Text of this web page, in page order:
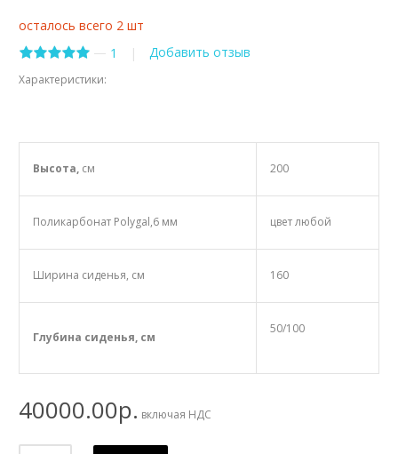
осталось всего 2 шт
— 1 | Добавить отзыв
Характеристики:
Высота, см 200
Поликарбонат Polygal,6 мм цвет любой
Ширина сиденья, см 160
Глубина сиденья, см
50/100
40000.00р. включая НДС